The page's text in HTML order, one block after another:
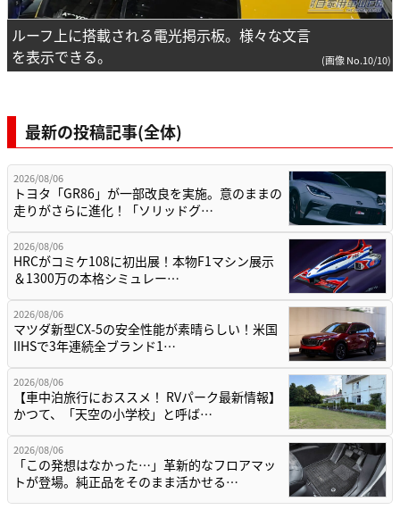
ルーフ上に搭載される電光掲示板。様々な文言
を表示できる。
(画像 No.10/10)
最新の投稿記事(全体)
2026/08/06
トヨタ「GR86」が一部改良を実施。意のままの
走りがさらに進化！「ソリッドグ…
2026/08/06
HRCがコミケ108に初出展！本物F1マシン展示
＆1300万の本格シミュレー…
2026/08/06
マツダ新型CX-5の安全性能が素晴らしい！米国
IIHSで3年連続全ブランド1…
2026/08/06
【車中泊旅行におススメ！ RVパーク最新情報】
かつて、「天空の小学校」と呼ば…
2026/08/06
「この発想はなかった…」革新的なフロアマッ
トが登場。純正品をそのまま活かせる…